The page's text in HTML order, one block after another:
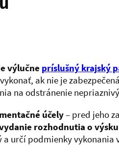
výlučne príslušný krajský
ak nie je
na odstránenie
účely– pred jeho
rozhodnutia o
určí podmienky vykonania